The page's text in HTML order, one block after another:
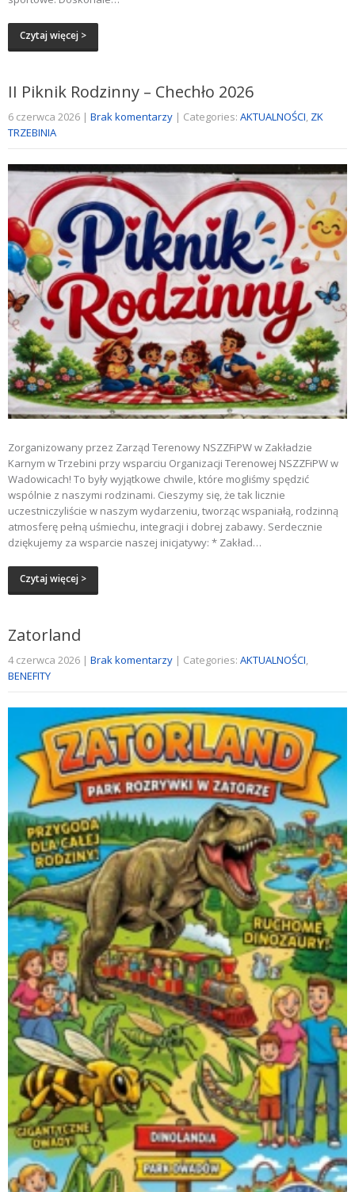
Czytaj więcej >
II Piknik Rodzinny – Chechło 2026
6 czerwca 2026 | Brak komentarzy | Categories: AKTUALNOŚCI, ZK
TRZEBINIA
Zorganizowany przez Zarząd Terenowy NSZZFiPW w Zakładzie
Karnym w Trzebini przy wsparciu Organizacji Terenowej NSZZFiPW w
Wadowicach! To były wyjątkowe chwile, które mogliśmy spędzić
wspólnie z naszymi rodzinami. Cieszymy się, że tak licznie
uczestniczyliście w naszym wydarzeniu, tworząc wspaniałą, rodzinną
atmosferę pełną uśmiechu, integracji i dobrej zabawy. Serdecznie
dziękujemy za wsparcie naszej inicjatywy: * Zakład…
Czytaj więcej >
Zatorland
4 czerwca 2026 | Brak komentarzy | Categories: AKTUALNOŚCI,
BENEFITY